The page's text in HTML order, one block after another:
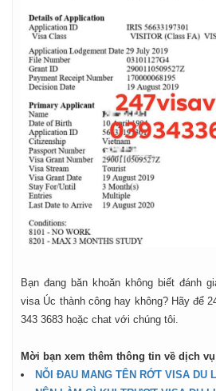
Bạn đang băn khoăn không biết đánh
visa Úc thành công hay không? Hãy để
343 3683 hoặc chat với chúng tôi.
Mời bạn xem thêm thông tin về dịch
NỖI ĐAU MANG TÊN RỚT VISA DU